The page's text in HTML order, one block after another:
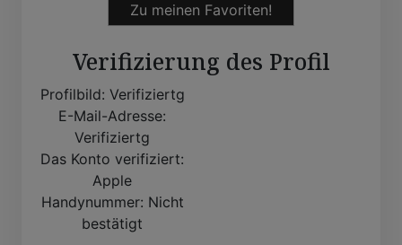
Zu meinen Favoriten!
Verifizierung des Profil
Profilbild: Verifiziertg
E-Mail-Adresse:
Verifiziertg
Das Konto verifiziert:
Apple
Handynummer: Nicht
bestätigt